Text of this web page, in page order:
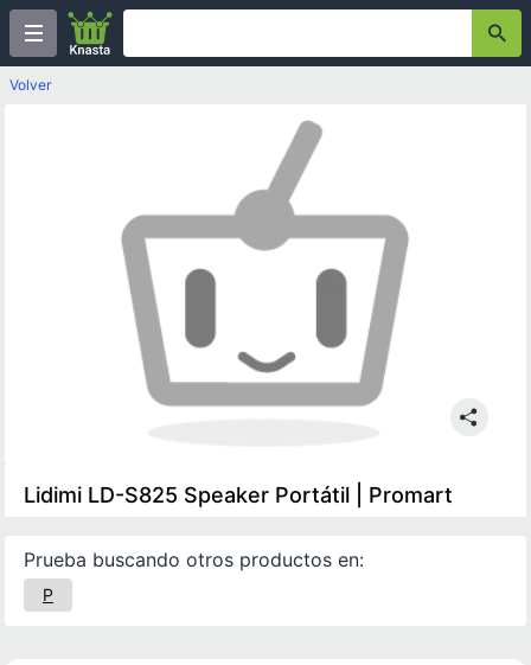
Volver
Lidimi LD-S825 Speaker Portátil | Promart
Prueba buscando otros productos en:
P